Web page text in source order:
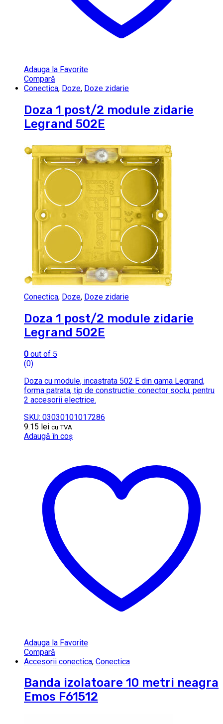
Adauga la Favorite
Compară
Conectica, Doze, Doze zidarie
Doza 1 post/2 module zidarie
Legrand 502E
Conectica, Doze, Doze zidarie
Doza 1 post/2 module zidarie
Legrand 502E
0 out of 5
(0)
Doza cu module, incastrata 502 E din gama Legrand,
forma patrata, tip de constructie: conector soclu, pentru
2 accesorii electrice.
SKU: 03030101017286
9.15 lei cu TVA
Adaugă în coș
Adauga la Favorite
Compară
Accesorii conectica, Conectica
Banda izolatoare 10 metri neagra
Emos F61512